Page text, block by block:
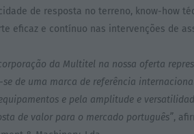
de resposta no terreno, know-how
eficaz e contínuo nas intervenções de
da Multitel na nossa oferta
se de uma marca de referência
e pela amplitude e
de valor para o mercado português”,